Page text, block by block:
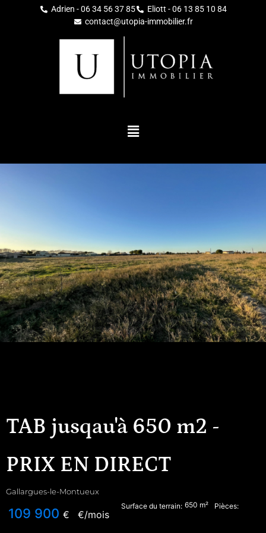
Adrien - 06 34 56 37 85
Eliott - 06 13 85 10 84
contact@utopia-immobilier.fr
TAB jusqau'à 650 m2 -
PRIX EN DIRECT
Gallargues-le-Montueux
109 900 € €/mois
Surface du terrain: 650 m² Pièces: